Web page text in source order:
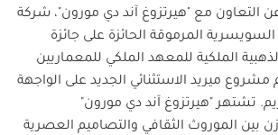
التعاون مع "هيرتزوغ آند دي مورون"، شركة
المرموقة الحائزة على جائزة
الذهبية الملكية للمعهد الملكي للمعماريين
مشروع ميريد الاستثنائي الجديد على الواجهة
تشتهر "هيرتزوغ آند دي مورون"
بين الموروث الثقافي والتصاميم العصرية